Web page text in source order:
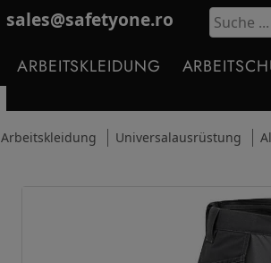
sales@safetyone.ro
ARBEITSKLEIDUNG
Arbeitskleidung Universalausrüstung